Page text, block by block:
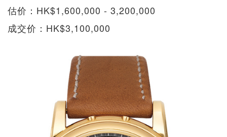
估价：HK$1,600,000 - 3,200,000
成交价：HK$3,100,000